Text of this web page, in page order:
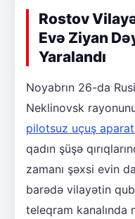
Rostov
Evə Ziyan
Yaralandı
Noyabrın 26-da
Neklinovsk
pilotsuz uçuş
qadın şüşə
zamanı şəxsi evin
barədə vilayətin
teleqram kanalında